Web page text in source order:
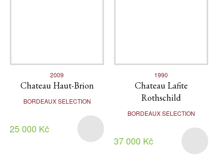
2009
Chateau Haut-Brion
BORDEAUX SELECTION
25 000 Kč
1990
Chateau Lafite
Rothschild
BORDEAUX SELECTION
37 000 Kč